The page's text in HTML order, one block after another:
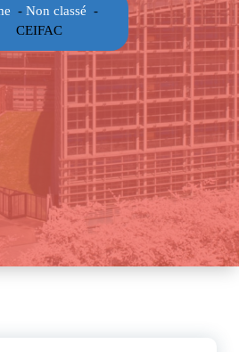
- Non classé -
CEIFAC